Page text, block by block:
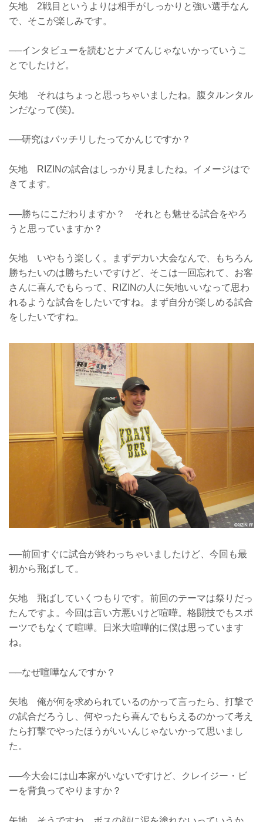
矢地 2戦目というよりは相手がしっかりと強い選手なん
で、そこが楽しみです。
──インタビューを読むとナメてんじゃないかっていうこ
とでしたけど。
矢地 それはちょっと思っちゃいましたね。腹タルンタル
ンだなって(笑)。
──研究はバッチリしたってかんじですか？
矢地 RIZINの試合はしっかり見ましたね。イメージはで
きてます。
──勝ちにこだわりますか？ それとも魅せる試合をやろ
うと思っていますか？
矢地 いやもう楽しく。まずデカい大会なんで、もちろん
勝ちたいのは勝ちたいですけど、そこは一回忘れて、お客
さんに喜んでもらって、RIZINの人に矢地いいなって思わ
れるような試合をしたいですね。まず自分が楽しめる試合
をしたいですね。
──前回すぐに試合が終わっちゃいましたけど、今回も最
初から飛ばして。
矢地 飛ばしていくつもりです。前回のテーマは祭りだっ
たんですよ。今回は言い方悪いけど喧嘩。格闘技でもスポ
ーツでもなくて喧嘩。日米大喧嘩的に僕は思っています
ね。
──なぜ喧嘩なんですか？
矢地 俺が何を求められているのかって言ったら、打撃で
の試合だろうし、何やったら喜んでもらえるのかって考え
たら打撃でやったほうがいいんじゃないかって思いまし
た。
──今大会には山本家がいないですけど、クレイジー・ビ
ーを背負ってやりますか？